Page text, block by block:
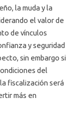
la muda y la
el valor de
de vínculos
y seguridad
sin embargo si
del
fiscalización será
más en